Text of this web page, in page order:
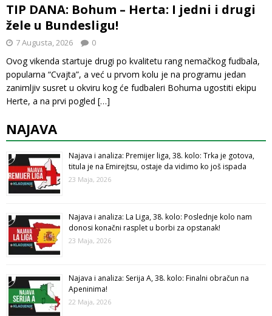
TIP DANA: Bohum – Herta: I jedni i drugi
žele u Bundesligu!
7 Augusta, 2026 0
Ovog vikenda startuje drugi po kvalitetu rang nemačkog fudbala,
popularna “Cvajta”, a već u prvom kolu je na programu jedan
zanimljiv susret u okviru kog će fudbaleri Bohuma ugostiti ekipu
Herte, a na prvi pogled […]
NAJAVA
Najava i analiza: Premijer liga, 38. kolo: Trka je gotova,
titula je na Emirejtsu, ostaje da vidimo ko još ispada
23 Maja, 2026
Najava i analiza: La Liga, 38. kolo: Poslednje kolo nam
donosi konačni rasplet u borbi za opstanak!
23 Maja, 2026
Najava i analiza: Serija A, 38. kolo: Finalni obračun na
Apeninima!
22 Maja, 2026